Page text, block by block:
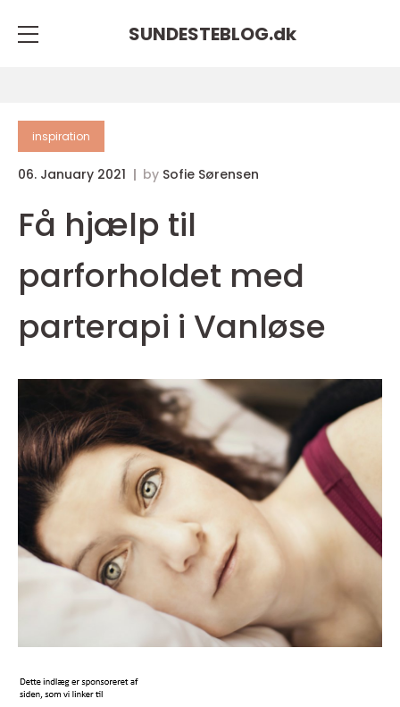
SUNDESTEBLOG.dk
inspiration
06. January 2021 by Sofie Sørensen
Få hjælp til
parforholdet med
parterapi i Vanløse